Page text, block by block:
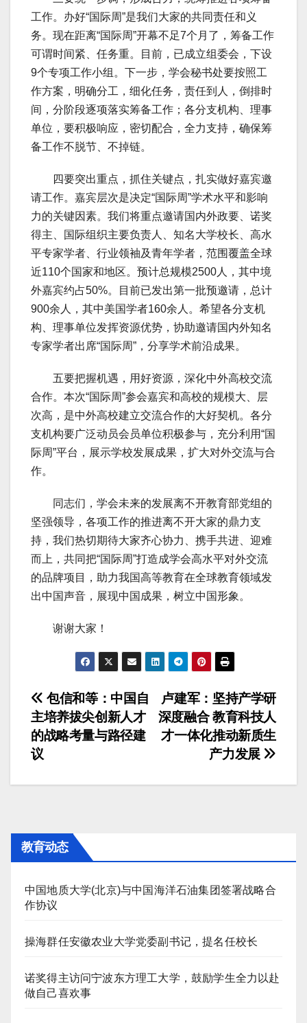
工作。办好“国际周”是我们大家的共同责任和义
务。现在距离“国际周”开幕不足7个月了，筹备工作
可谓时间紧、任务重。目前，已成立组委会，下设
9个专项工作小组。下一步，学会秘书处要按照工
作方案，明确分工，细化任务，责任到人，倒排时
间，分阶段逐项落实筹备工作；各分支机构、理事
单位，要积极响应，密切配合，全力支持，确保筹
备工作不脱节、不掉链。
四要突出重点，抓住关键点，扎实做好嘉宾邀
请工作。嘉宾层次是决定“国际周”学术水平和影响
力的关键因素。我们将重点邀请国内外政要、诺奖
得主、国际组织主要负责人、知名大学校长、高水
平专家学者、行业领袖及青年学者，范围覆盖全球
近110个国家和地区。预计总规模2500人，其中境
外嘉宾约占50%。目前已发出第一批预邀请，总计
900余人，其中美国学者160余人。希望各分支机
构、理事单位发挥资源优势，协助邀请国内外知名
专家学者出席“国际周”，分享学术前沿成果。
五要把握机遇，用好资源，深化中外高校交流
合作。本次“国际周”参会嘉宾和高校的规模大、层
次高，是中外高校建立交流合作的大好契机。各分
支机构要广泛动员会员单位积极参与，充分利用“国
际周”平台，展示学校发展成果，扩大对外交流与合
作。
同志们，学会未来的发展离不开教育部党组的
坚强领导，各项工作的推进离不开大家的鼎力支
持，我们热切期待大家齐心协力、携手共进、迎难
而上，共同把“国际周”打造成学会高水平对外交流
的品牌项目，助力我国高等教育在全球教育领域发
出中国声音，展现中国成果，树立中国形象。
谢谢大家！
文
章
导
航
卢建军：坚持产学研
深度融合 教育科技人
才一体化推动新质生
产力发展
包信和等：中国自
主培养拔尖创新人才
的战略考量与路径建
议
教育动态
中国地质大学(北京)与中国海洋石油集团签署战略合
作协议
操海群任安徽农业大学党委副书记，提名任校长
诺奖得主访问宁波东方理工大学，鼓励学生全力以赴
做自己喜欢事